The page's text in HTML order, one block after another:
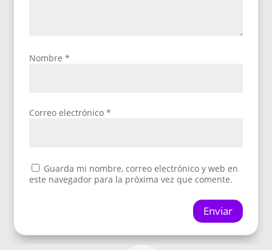
Nombre*
Correo electrónico*
Guarda mi nombre, correo electrónico y web en
este navegador para la próxima vez que comente.
Enviar